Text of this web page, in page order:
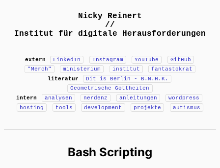
Nicky Reinert
//
Institut für digitale Herausforderungen
extern LinkedIn Instagram YouTube
GitHub
"Merch"
ministerium institut
fantastokrat
literatur
Dit is Berlin - B.N.H.K.
Geometrische Gottheiten
intern
analysen nerdenz anleitungen
wordpress
hosting
tools development projekte autismus
Bash Scripting